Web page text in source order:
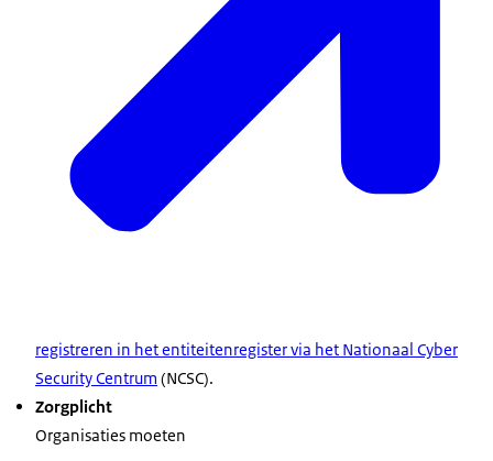
registreren in het entiteitenregister via het Nationaal Cyber
Security Centrum (NCSC).
Zorgplicht
Organisaties moeten